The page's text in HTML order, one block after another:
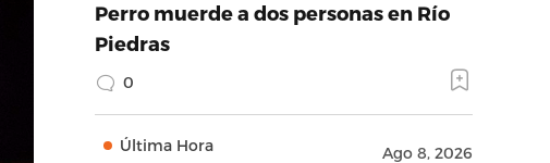
Perro muerde a dos personas en Río
Piedras
0
Última Hora Ago 8, 2026